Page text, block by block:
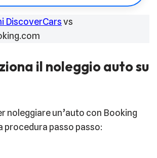
DiscoverCarsvs
il noleggio auto su
noleggiare un’auto con Booking
procedura passo passo: